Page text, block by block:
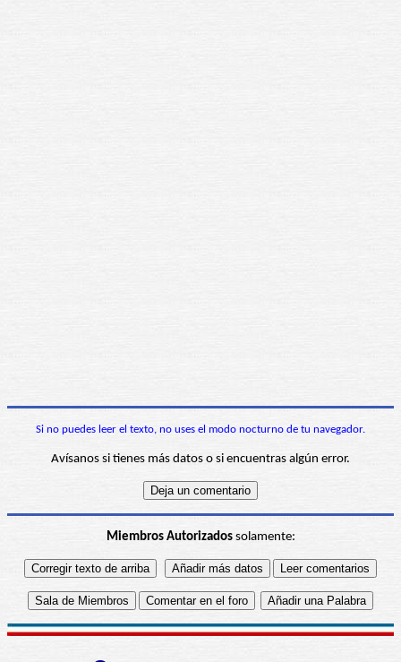
Si no puedes leer el texto, no uses el modo nocturno de tu navegador.
Avísanos si tienes más datos o si encuentras algún error.
Miembros Autorizadossolamente: